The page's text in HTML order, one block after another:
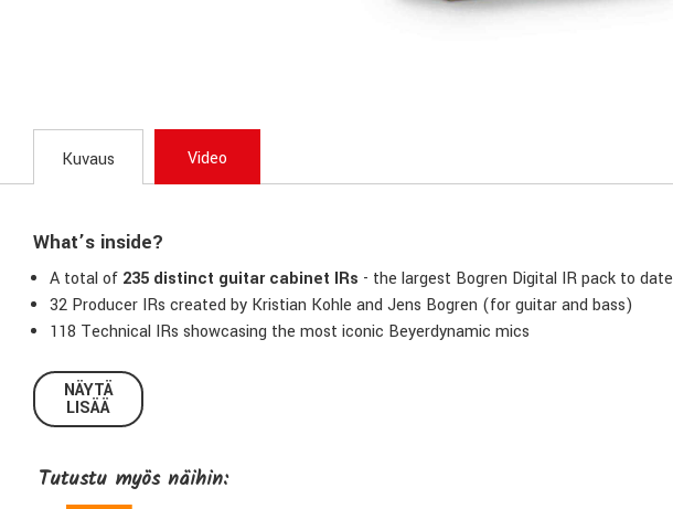
Kuvaus Video
What’s inside?
A total of 235 distinct guitar cabinet IRs - the largest Bogren Digital IR pack to date
32 Producer IRs created by Kristian Kohle and Jens Bogren (for guitar and bass)
118 Technical IRs showcasing the most iconic Beyerdynamic mics
Perfect for adding unique character to modeler and amp sim tones
NÄYTÄ
LISÄÄ
Tutustu myös näihin: